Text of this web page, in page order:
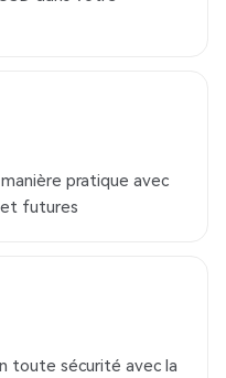
pratique avec
et futures
toute sécurité avec la